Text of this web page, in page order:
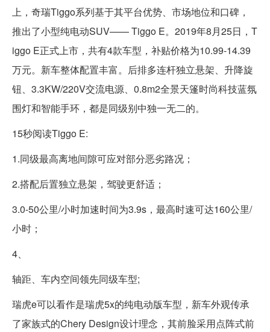
上，奇瑞Tiggo系列基于其平台优势、市场地位和口碑，
推出了小型纯电动SUV—— Tiggo E。2019年8月25日，T
iggo E正式上市，共有4款车型，补贴价格为10.99-14.39
万元。新车整体配置丰富。后排多连杆独立悬架、升降旋
钮、3.3KW/220V交流电源、0.8m2全景天篷时尚科技蓝氛
围灯和智能手环，都是同级别中独一无二的。
15秒阅读Tiggo E:
1.同级最高离地间隙可应对部分恶劣路况；
2.搭配后置独立悬架，驾驶更舒适；
3.0-50公里/小时加速时间为3.9s，最高时速可达160公里/
小时；
4、
轴距、车内空间领先同级车型;
瑞虎e可以看作是瑞虎5x的纯电动版车型，新车外观传承
了家族式的Chery Design设计理念，其前脸采用点阵式前